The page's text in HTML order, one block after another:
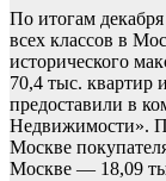
По итогам
всех классов в
исторического
70,4 тыс. квартир
предоставили в
Недвижимости».
Москве
Москве — 18,09